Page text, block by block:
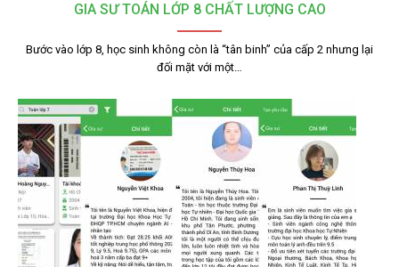
GIA SƯ TOÁN LỚP 8 CHẤT LƯỢNG CAO
Bước vào lớp 8, học sinh không còn là “tân binh” của cấp 2 nhưng lại
đối mặt với một…